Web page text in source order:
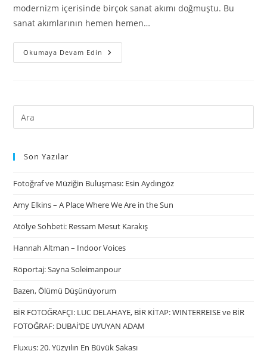
modernizm içerisinde birçok sanat akımı doğmuştu. Bu
sanat akımlarının hemen hemen…
Okumaya Devam Edin
Son Yazılar
Fotoğraf ve Müziğin Buluşması: Esin Aydıngöz
Amy Elkins – A Place Where We Are in the Sun
Atölye Sohbeti: Ressam Mesut Karakış
Hannah Altman – Indoor Voices
Röportaj: Sayna Soleimanpour
Bazen, Ölümü Düşünüyorum
BİR FOTOĞRAFÇI: LUC DELAHAYE, BİR KİTAP: WINTERREISE ve BİR
FOTOĞRAF: DUBAİ’DE UYUYAN ADAM
Fluxus: 20. Yüzyılın En Büyük Şakası